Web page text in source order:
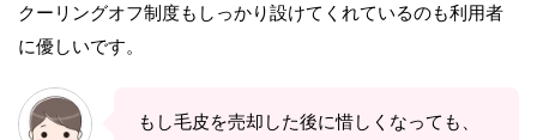
クーリングオフ制度もしっかり設けてくれているのも利用者
に優しいです。
もし毛皮を売却した後に惜しくなっても、